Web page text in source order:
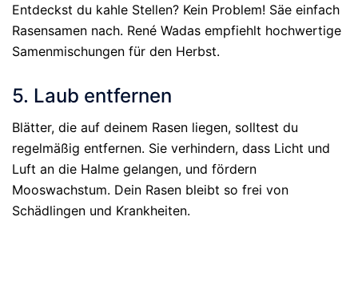
Entdeckst du kahle Stellen? Kein Problem! Säe einfach
Rasensamen nach. René Wadas empfiehlt hochwertige
Samenmischungen für den Herbst.
5. Laub entfernen
Blätter, die auf deinem Rasen liegen, solltest du
regelmäßig entfernen. Sie verhindern, dass Licht und
Luft an die Halme gelangen, und fördern
Mooswachstum. Dein Rasen bleibt so frei von
Schädlingen und Krankheiten.